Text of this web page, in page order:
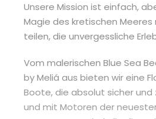
Unsere Mission ist einfach,
Magie des kretischen Meeres
teilen, die unvergessliche
Vom malerischen Blue Sea
by Meliá aus bieten wir eine
Boote, die absolut sicher und
und mit Motoren der